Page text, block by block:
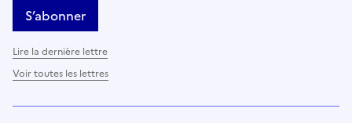
S’abonner
Lire la dernière lettre
Voir toutes les lettres